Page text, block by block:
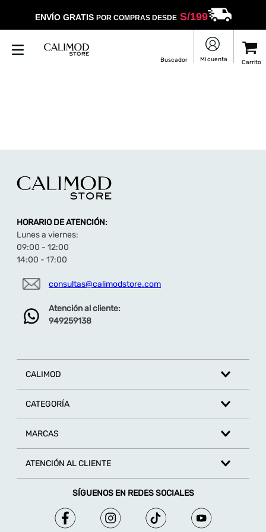
ENVÍO GRATIS POR COMPRAS DESDES/199
HORARIO DE ATENCIÓN:
Lunes a viernes:
09:00 - 12:00
14:00 - 17:00
consultas@calimodstore.com
Atención al cliente:
949259138
CALIMOD
CATEGORÍA
MARCAS
ATENCIÓN AL CLIENTE
SÍGUENOS EN REDES SOCIALES